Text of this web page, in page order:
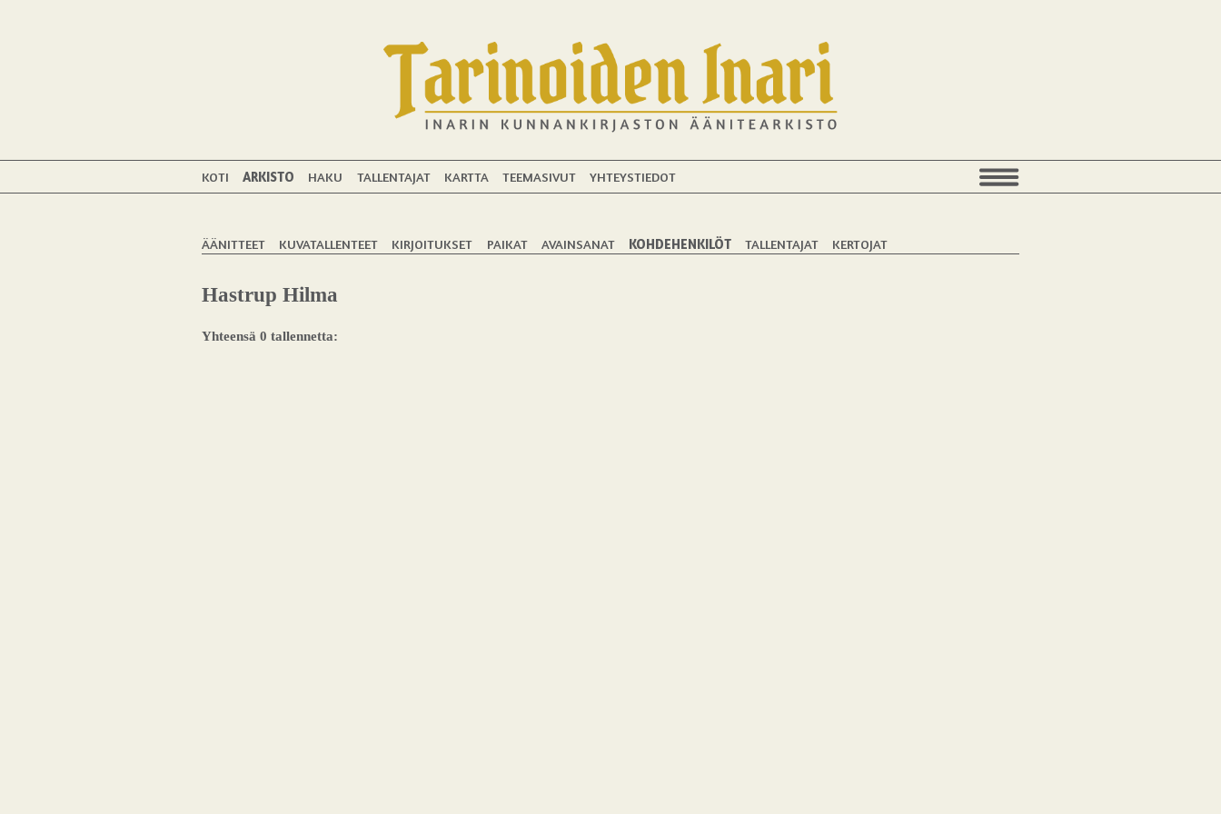
KOTI ARKISTO HAKU TALLENTAJAT KARTTA TEEMASIVUT YHTEYSTIEDOT
ÄÄNITTEET KUVATALLENTEET KIRJOITUKSET PAIKAT AVAINSANAT KOHDEHENKILÖT TALLENTAJAT KERTOJAT
Hastrup Hilma
Yhteensä 0 tallennetta: